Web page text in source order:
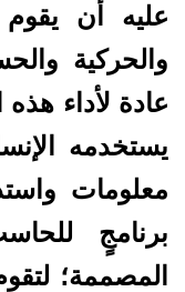
عليه أن يقوم
والحركية
عادة لأداء
يستخدمه
معلومات
برنامجٍ
المصممة؛